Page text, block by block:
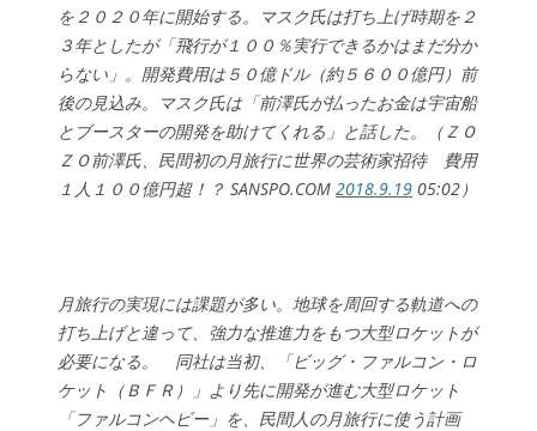
を２０２０年に開始する。マスク氏は打ち上げ時期を２
３年としたが「飛行が１００％実行できるかはまだ分か
らない」。開発費用は５０億ドル（約５６００億円）前
後の見込み。マスク氏は「前澤氏が払ったお金は宇宙船
とブースターの開発を助けてくれる」と話した。（ＺＯ
ＺＯ前澤氏、民間初の月旅行に世界の芸術家招待 費用
１人１００億円超！？ SANSPO.COM 2018.9.19 05:02）
月旅行の実現には課題が多い。地球を周回する軌道への
打ち上げと違って、強力な推進力をもつ大型ロケットが
必要になる。 同社は当初、「ビッグ・ファルコン・ロ
ケット（ＢＦＲ）」より先に開発が進む大型ロケット
「ファルコンヘビー」を、民間人の月旅行に使う計画